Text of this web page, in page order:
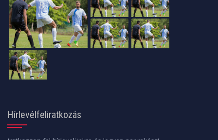
Hírlevélfeliratkozás